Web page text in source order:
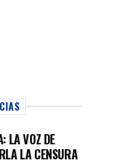
LA VOZ DE
LA CENSURA